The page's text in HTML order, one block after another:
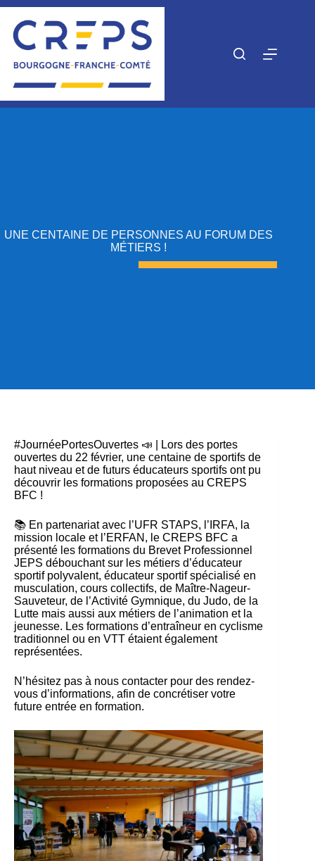
Passer
contenu
UNE CENTAINE DE PERSONNES AU FORUM DES
MÉTIERS !
#JournéePortesOuvertes 📣 | Lors des portes
ouvertes du 22 février, une centaine de sportifs de
haut niveau et de futurs éducateurs sportifs ont pu
découvrir les formations proposées au CREPS
BFC !
📚 En partenariat avec l’UFR STAPS, l’IRFA, la
mission locale et l’ERFAN, le CREPS BFC a
présenté les formations du Brevet Professionnel
JEPS débouchant sur les métiers d’éducateur
sportif polyvalent, éducateur sportif spécialisé en
musculation, cours collectifs, de Maître-Nageur-
Sauveteur, de l’Activité Gymnique, du Judo, de la
Lutte mais aussi aux métiers de l’animation et la
jeunesse. Les formations d’entraîneur en cyclisme
traditionnel ou en VTT étaient également
représentées.
N’hésitez pas à nous contacter pour des rendez-
vous d’informations, afin de concrétiser votre
future entrée en formation.